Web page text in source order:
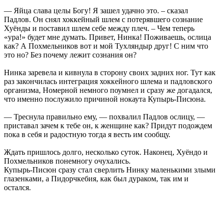
— Яйца слава целы Богу! Я зашел удачно это. – сказал
Падлов. Он снял хоккейный шлем с потерявшего сознание
Хуёнды и поставил шлем себе между плеч. – Чем теперь
«ура!» будет мне думать. Привет, Нинка! Поживаешь, ослица
как? А Похмельников вот и мой Тухляндыр друг! С ним что
это но? Без почему лежит сознания он?
Нинка заревела и кивнула в сторону своих задних ног. Тут как
раз закончилась интеграция хоккейного шлема и падловского
организма, Номерной немного поумнел и сразу же догадался,
что именно послужило причиной нокаута Купырь-Писюна.
— Треснула правильно ему, — похвалил Падлов ослицу, —
приставал зачем к тебе он, к женщине как? Придут подождем
пока в себя и радостную тогда я весть им сообщу.
Ждать пришлось долго, несколько суток. Наконец, Хуёндо и
Похмельников понемногу очухались.
Купырь-Писюн сразу стал сверлить Нинку маленькими злыми
глазенками, а Пидорчкебия, как был дураком, так им и
остался.